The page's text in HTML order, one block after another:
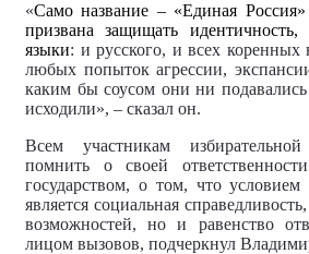
«Само название – «Единая Россия»
призвана защищать идентичность,
языки: и русского, и всех коренных
любых попыток агрессии,
каким бы соусом они ни
исходили», – сказал он.
Всем участникам
помнить о своей
государством, о том, что условием
является социальная
возможностей, но и равенство
лицом вызовов, подчеркнул